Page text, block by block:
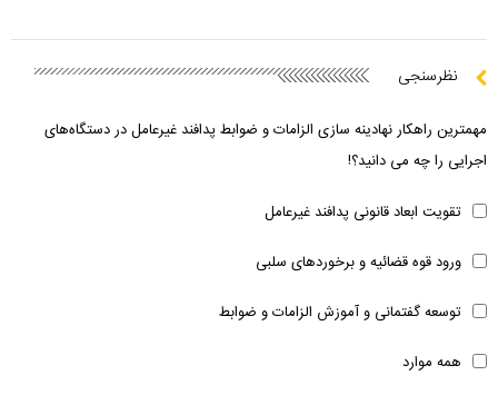
نظرسنجی
مهمترین راهکار نهادینه سازی الزامات و ضوابط پدافند غیرعامل در دستگاه‌های
اجرایی را چه می دانید؟!
تقویت ابعاد قانونی پدافند غیرعامل
ورود قوه قضائیه و برخوردهای سلبی
توسعه گفتمانی و آموزش الزامات و ضوابط
همه موارد